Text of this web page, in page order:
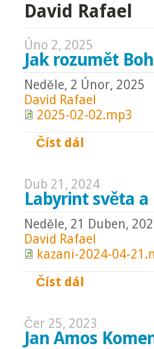
David Rafael
Úno 2, 2025
Jak rozumět
Neděle, 2 Únor, 2025
David Rafael
2025-02-02.mp3
Číst dál
Dub 21, 2024
Labyrint světa a
Neděle, 21 Duben,
David Rafael
kazani-2024-04-
Číst dál
Čer 25, 2023
Jan Amos